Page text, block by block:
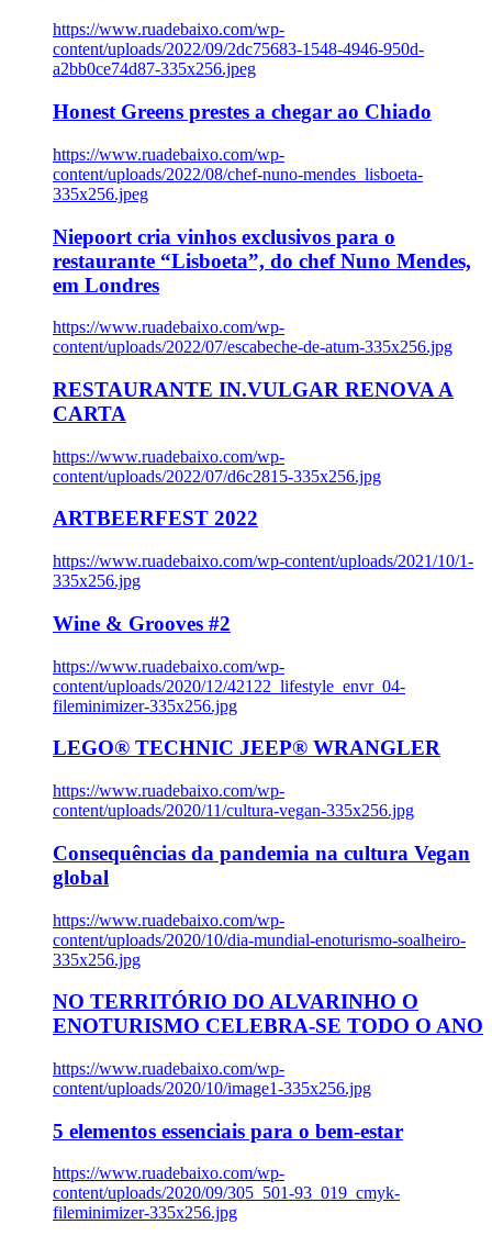
https://www.ruadebaixo.com/wp-
content/uploads/2022/09/2dc75683-1548-4946-950d-
a2bb0ce74d87-335x256.jpeg
Honest Greens prestes a chegar ao Chiado
https://www.ruadebaixo.com/wp-
content/uploads/2022/08/chef-nuno-mendes_lisboeta-
335x256.jpeg
Niepoort cria vinhos exclusivos para o
restaurante “Lisboeta”, do chef Nuno Mendes,
em Londres
https://www.ruadebaixo.com/wp-
content/uploads/2022/07/escabeche-de-atum-335x256.jpg
RESTAURANTE IN.VULGAR RENOVA A
CARTA
https://www.ruadebaixo.com/wp-
content/uploads/2022/07/d6c2815-335x256.jpg
ARTBEERFEST 2022
https://www.ruadebaixo.com/wp-content/uploads/2021/10/1-
335x256.jpg
Wine & Grooves #2
https://www.ruadebaixo.com/wp-
content/uploads/2020/12/42122_lifestyle_envr_04-
fileminimizer-335x256.jpg
LEGO® TECHNIC JEEP® WRANGLER
https://www.ruadebaixo.com/wp-
content/uploads/2020/11/cultura-vegan-335x256.jpg
Consequências da pandemia na cultura Vegan
global
https://www.ruadebaixo.com/wp-
content/uploads/2020/10/dia-mundial-enoturismo-soalheiro-
335x256.jpg
NO TERRITÓRIO DO ALVARINHO O
ENOTURISMO CELEBRA-SE TODO O ANO
https://www.ruadebaixo.com/wp-
content/uploads/2020/10/image1-335x256.jpg
5 elementos essenciais para o bem-estar
https://www.ruadebaixo.com/wp-
content/uploads/2020/09/305_501-93_019_cmyk-
fileminimizer-335x256.jpg